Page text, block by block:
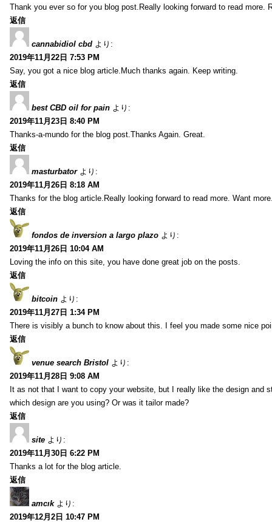
Thank you ever so for you blog post.Really looking forward to read more.
返信
cannabidiol cbd より:
2019年11月22日 7:53 PM
Say, you got a nice blog article.Much thanks again. Keep writing.
返信
best CBD oil for pain より:
2019年11月23日 8:40 PM
Thanks-a-mundo for the blog post.Thanks Again. Great.
返信
masturbator より:
2019年11月26日 8:18 AM
Thanks for the blog article.Really looking forward to read more. Want
返信
fondos de inversion a largo plazo より:
2019年11月26日 10:04 AM
Loving the info on this site, you have done great job on the posts.
返信
bitcoin より:
2019年11月27日 1:34 PM
There is visibly a bunch to know about this. I feel you made some nice
返信
venue search Bristol より:
2019年11月28日 9:08 AM
It as not that I want to copy your website, but I really like the design and
which design are you using? Or was it tailor made?
返信
site より:
2019年11月30日 6:22 PM
Thanks a lot for the blog article.
返信
amcık より:
2019年12月2日 10:47 PM